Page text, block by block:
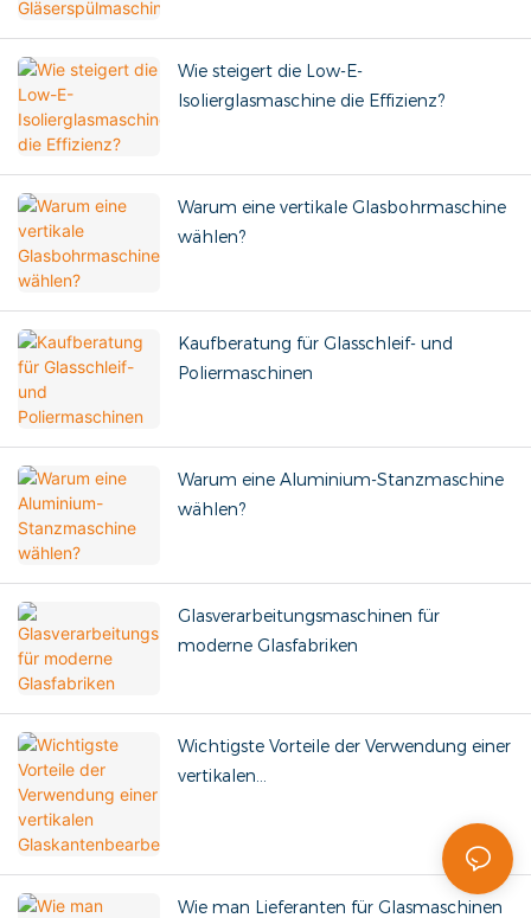
Wie steigert die Low-E-
Isolierglasmaschine die Effizienz?
Warum eine vertikale Glasbohrmaschine
wählen?
Kaufberatung für Glasschleif- und
Poliermaschinen
Warum eine Aluminium-Stanzmaschine
wählen?
Glasverarbeitungsmaschinen für
moderne Glasfabriken
Wichtigste Vorteile der Verwendung einer
vertikalen
Wie man Lieferanten für Glasmaschinen